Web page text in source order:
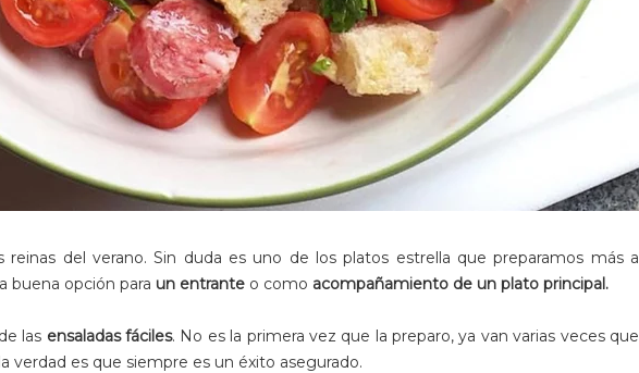
reinas del verano. Sin duda es uno de los platos estrella que preparamos más a
buena opción para un entrante o como acompañamiento de un plato principal.
las ensaladas fáciles. No es la primera vez que la preparo, ya van varias veces que
verdad es que siempre es un éxito asegurado.